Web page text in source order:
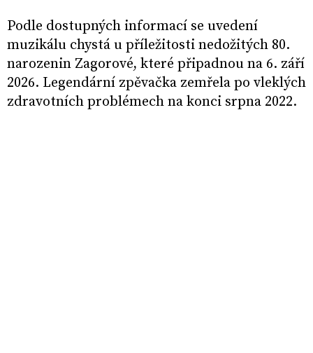
Podle dostupných informací se uvedení
muzikálu chystá u příležitosti nedožitých 80.
narozenin Zagorové, které připadnou na 6. září
2026. Legendární zpěvačka zemřela po vleklých
zdravotních problémech na konci srpna 2022.